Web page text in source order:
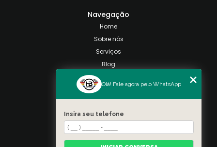
Navegação
Home
Sobre nós
Serviços
Blog
Categorias
Mapa do site
Contato
Taquara, Rio de Janeiro
Olá! Fale agora pelo WhatsApp
Insira seu telefone